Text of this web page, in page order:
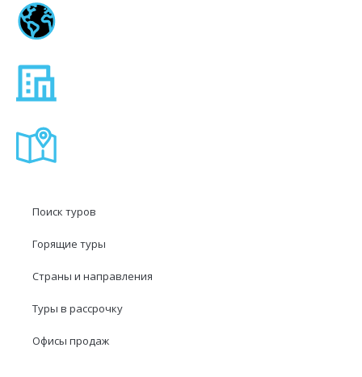
Поиск туров
Горящие туры
Страны и направления
Туры в рассрочку
Офисы продаж